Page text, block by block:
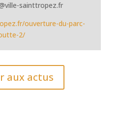
sainttropez.fr
ouverture-du-parc-
2/
aux actus